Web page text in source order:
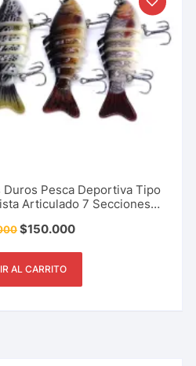
Pesca Deportiva Tipo
Articulado 7 Secciones
Gr
$150.000
AL CARRITO